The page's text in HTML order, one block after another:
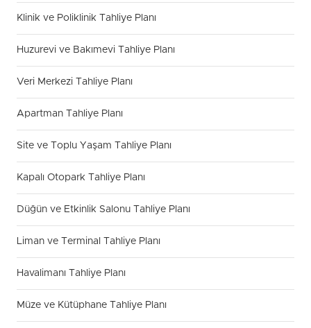
Klinik ve Poliklinik Tahliye Planı
Huzurevi ve Bakımevi Tahliye Planı
Veri Merkezi Tahliye Planı
Apartman Tahliye Planı
Site ve Toplu Yaşam Tahliye Planı
Kapalı Otopark Tahliye Planı
Düğün ve Etkinlik Salonu Tahliye Planı
Liman ve Terminal Tahliye Planı
Havalimanı Tahliye Planı
Müze ve Kütüphane Tahliye Planı